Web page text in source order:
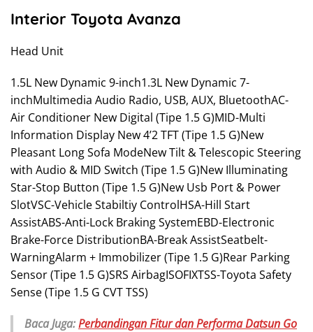
Interior Toyota Avanza
Head Unit
1.5L New Dynamic 9-inch1.3L New Dynamic 7-
inchMultimedia Audio Radio, USB, AUX, BluetoothAC-
Air Conditioner New Digital (Tipe 1.5 G)MID-Multi
Information Display New 4’2 TFT (Tipe 1.5 G)New
Pleasant Long Sofa ModeNew Tilt & Telescopic Steering
with Audio & MID Switch (Tipe 1.5 G)New Illuminating
Star-Stop Button (Tipe 1.5 G)New Usb Port & Power
SlotVSC-Vehicle Stabiltiy ControlHSA-Hill Start
AssistABS-Anti-Lock Braking SystemEBD-Electronic
Brake-Force DistributionBA-Break AssistSeatbelt-
WarningAlarm + Immobilizer (Tipe 1.5 G)Rear Parking
Sensor (Tipe 1.5 G)SRS AirbagISOFIXTSS-Toyota Safety
Sense (Tipe 1.5 G CVT TSS)
Baca Juga:Perbandingan Fitur dan Performa Datsun Go